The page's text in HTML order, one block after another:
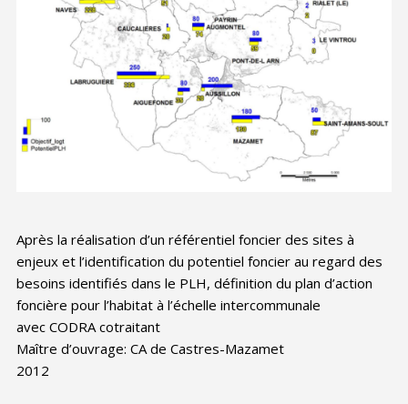
Après la réalisation d’un référentiel foncier des sites à
enjeux et l’identification du potentiel foncier au regard des
besoins identifiés dans le PLH, définition du plan d’action
foncière pour l’habitat à l’échelle intercommunale
avec CODRA cotraitant
Maître d’ouvrage: CA de Castres-Mazamet
2012